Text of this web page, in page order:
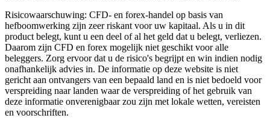
Risicowaarschuwing: CFD- en forex-handel op basis van
hefboomwerking zijn zeer riskant voor uw kapitaal. Als u in dit
product belegt, kunt u een deel of al het geld dat u belegt, verliezen.
Daarom zijn CFD en forex mogelijk niet geschikt voor alle
beleggers. Zorg ervoor dat u de risico's begrijpt en win indien nodig
onafhankelijk advies in. De informatie op deze website is niet
gericht aan ontvangers van een bepaald land en is niet bedoeld voor
verspreiding naar landen waar de verspreiding of het gebruik van
deze informatie onverenigbaar zou zijn met lokale wetten, vereisten
en voorschriften.